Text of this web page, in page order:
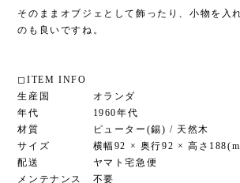
そのままオブジェとして飾ったり、小物を入
のも良いですね。
◻︎ITEM INFO
生産国 オランダ
年代 1960年代
材質 ピューター(錫) / 天然木
サイズ 横幅92 × 奥行92 × 高さ
配送 ヤマト宅急便
メンテナンス 不要